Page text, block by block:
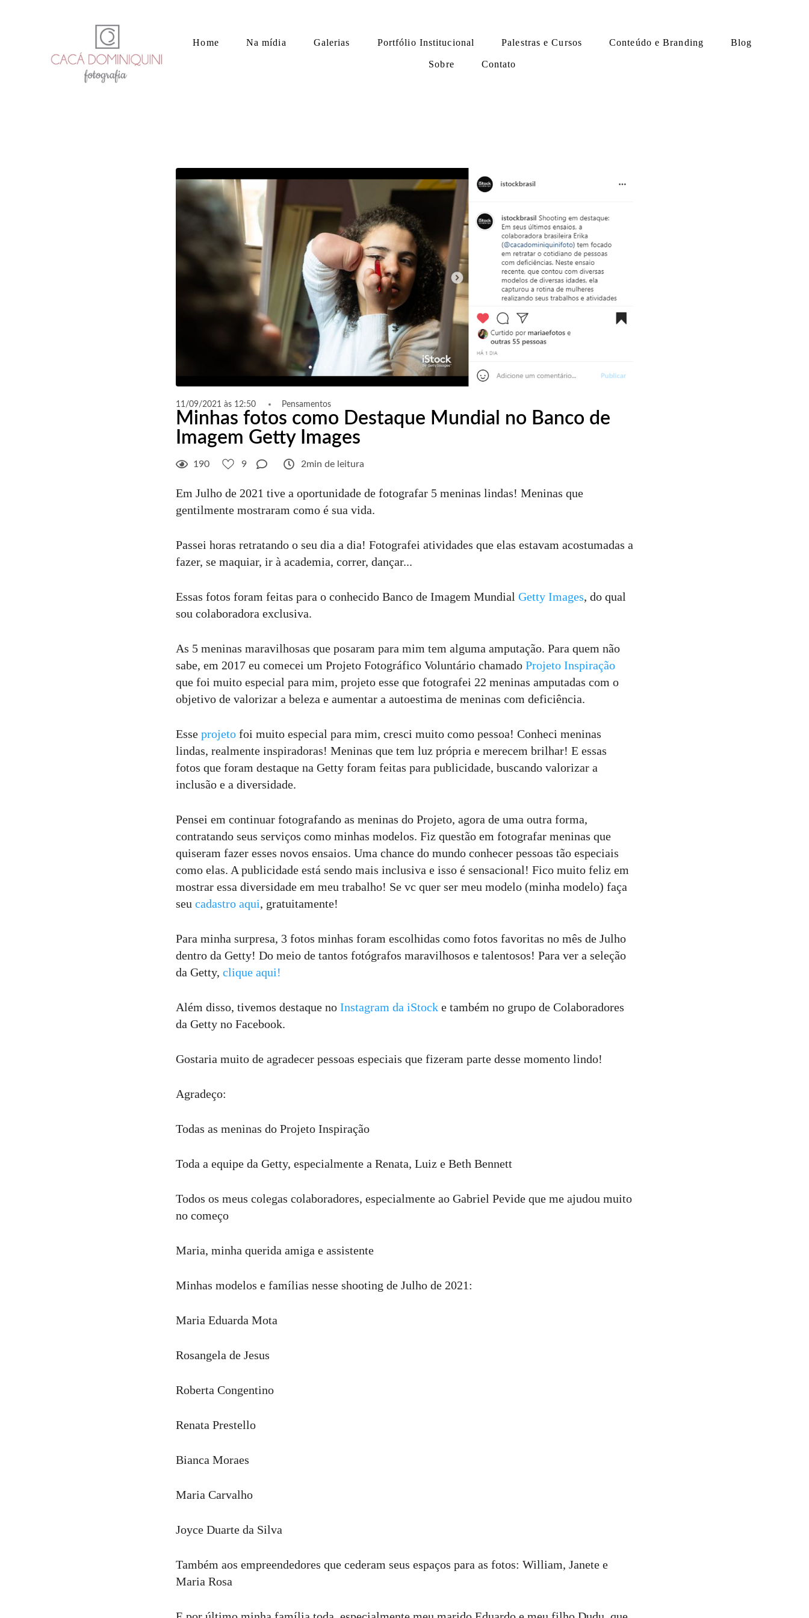
Home Na mídia Galerias Portfólio Institucional Palestras e Cursos Conteúdo e Branding Blog
Sobre Contato
11/09/2021 às 12:50 Pensamentos
Minhas fotos como Destaque Mundial no Banco de
Imagem Getty Images
190 9 2min de leitura
Em Julho de 2021 tive a oportunidade de fotografar 5 meninas lindas! Meninas que
gentilmente mostraram como é sua vida.
Passei horas retratando o seu dia a dia! Fotografei atividades que elas estavam acostumadas a
fazer, se maquiar, ir à academia, correr, dançar...
Essas fotos foram feitas para o conhecido Banco de Imagem Mundial Getty Images, do qual
sou colaboradora exclusiva.
As 5 meninas maravilhosas que posaram para mim tem alguma amputação. Para quem não
sabe, em 2017 eu comecei um Projeto Fotográfico Voluntário chamado Projeto Inspiração
que foi muito especial para mim, projeto esse que fotografei 22 meninas amputadas com o
objetivo de valorizar a beleza e aumentar a autoestima de meninas com deficiência.
Esse projeto foi muito especial para mim, cresci muito como pessoa! Conheci meninas
lindas, realmente inspiradoras! Meninas que tem luz própria e merecem brilhar! E essas
fotos que foram destaque na Getty foram feitas para publicidade, buscando valorizar a
inclusão e a diversidade.
Pensei em continuar fotografando as meninas do Projeto, agora de uma outra forma,
contratando seus serviços como minhas modelos. Fiz questão em fotografar meninas que
quiseram fazer esses novos ensaios. Uma chance do mundo conhecer pessoas tão especiais
como elas. A publicidade está sendo mais inclusiva e isso é sensacional! Fico muito feliz em
mostrar essa diversidade em meu trabalho! Se vc quer ser meu modelo (minha modelo) faça
seu cadastro aqui, gratuitamente!
Para minha surpresa, 3 fotos minhas foram escolhidas como fotos favoritas no mês de Julho
dentro da Getty! Do meio de tantos fotógrafos maravilhosos e talentosos! Para ver a seleção
da Getty, clique aqui!
Além disso, tivemos destaque no Instagram da iStock e também no grupo de Colaboradores
da Getty no Facebook.
Gostaria muito de agradecer pessoas especiais que fizeram parte desse momento lindo!
Agradeço:
Todas as meninas do Projeto Inspiração
Toda a equipe da Getty, especialmente a Renata, Luiz e Beth Bennett
Todos os meus colegas colaboradores, especialmente ao Gabriel Pevide que me ajudou muito
no começo
Maria, minha querida amiga e assistente
Minhas modelos e famílias nesse shooting de Julho de 2021:
Maria Eduarda Mota
Rosangela de Jesus
Roberta Congentino
Renata Prestello
Bianca Moraes
Maria Carvalho
Joyce Duarte da Silva
Também aos empreendedores que cederam seus espaços para as fotos: William, Janete e
Maria Rosa